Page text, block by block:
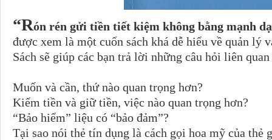
“Rón rén gửi tiền tiết kiệm không bằng mạnh
được xem là một cuốn sách khá dễ hiểu về quản lý
Sách sẽ giúp các bạn trả lời những câu hỏi liên
Muốn và cần, thứ nào quan trọng hơn?
Kiếm tiền và giữ tiền, việc nào quan trọng hơn?
“Bảo hiểm” liệu có “bảo đảm”?
Tại sao nói thẻ tín dụng là cách gọi hoa mỹ của thẻ